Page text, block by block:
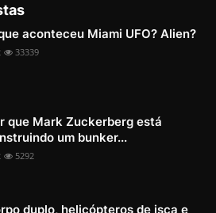
aconteceu Miami UFO? Alien?
33339
que Mark Zuckerberg está
um bunker...
5292
duplo, helicópteros de isca e